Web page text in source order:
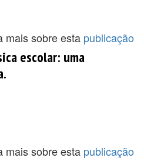
mais sobre esta publicação
escolar: uma
mais sobre esta publicação